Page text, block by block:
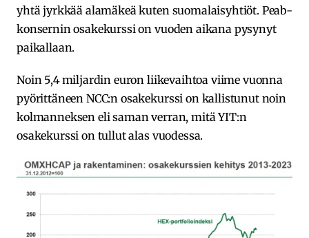
yhtä jyrkkää alamäkeä kuten suomalaisyhtiöt. Peab-
konsernin osakekurssi on vuoden aikana pysynyt
paikallaan.
Noin 5,4 miljardin euron liikevaihtoa viime vuonna
pyörittäneen NCC:n osakekurssi on kallistunut noin
kolmanneksen eli saman verran, mitä YIT:n
osakekurssi on tullut alas vuodessa.